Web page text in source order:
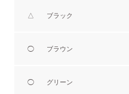
△ ブラック
◯ ブラウン
◯ グリーン